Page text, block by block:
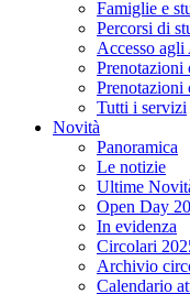
Famiglie e
Percorsi di
Accesso agli
Prenotazioni
Prenotazioni
Tutti i servizi
Novità
Panoramica
Le notizie
Ultime
Open Day
In evidenza
Circolari
Archivio
Calendario